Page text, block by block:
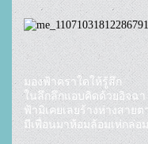
มองฟ้าคราใดให้รู้สึก
ในลึกลึกแอบคิดด้วยอิจฉา
ฟ้ามิเคยเลยร้างห่างสายต
มีเพื่อนมาห้อมล้อมเห่กล่อ